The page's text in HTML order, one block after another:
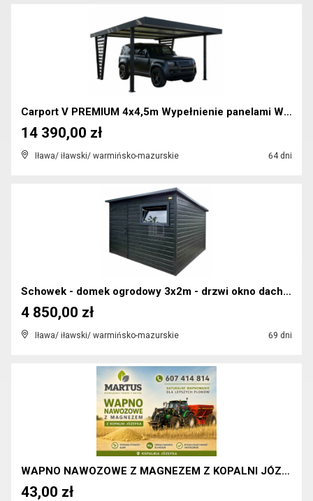
Carport V PREMIUM 4x4,5m Wypełnienie panelami Wiat...
Iława/ iławski/ warmińsko-mazurskie 64 dni
14 390,00 zł
Schowek - domek ogrodowy 3x2m - drzwi okno dach ...
Iława/ iławski/ warmińsko-mazurskie 69 dni
4 850,00 zł
WAPNO NAWOZOWE Z MAGNEZEM Z KOPALNI JÓZEFKA
43,00 zł